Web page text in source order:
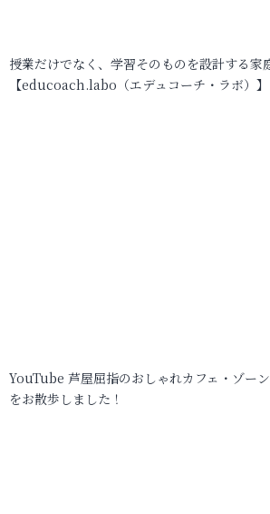
授業だけでなく、学習そのものを設計する家
【educoach.labo（エデュコーチ・ラボ）
YouTube 芦屋屈指のおしゃれカフェ・ゾー
をお散歩しました！